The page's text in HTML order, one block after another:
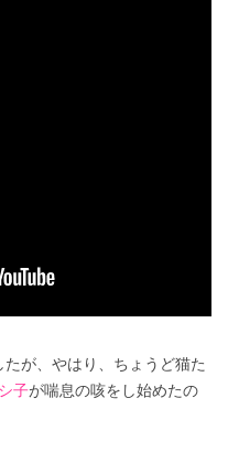
が、やはり、ちょうど猫た
子が喘息の咳をし始めたの